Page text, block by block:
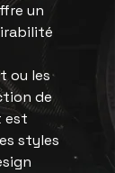
un
ou les
de
est
styles